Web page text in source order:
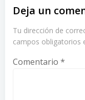
Deja un
Tu dirección de
campos obligatorios
Comentario *